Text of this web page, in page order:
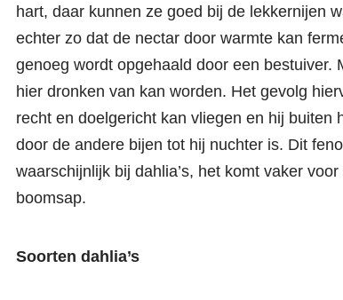
hart, daar kunnen ze goed bij de lekkernijen
echter zo dat de nectar door warmte kan
genoeg wordt opgehaald door een bestuiver.
hier dronken van kan worden. Het gevolg
recht en doelgericht kan vliegen en hij buiten
door de andere bijen tot hij nuchter is. Dit
waarschijnlijk bij dahlia’s, het komt vaker
boomsap.
Soorten dahlia’s